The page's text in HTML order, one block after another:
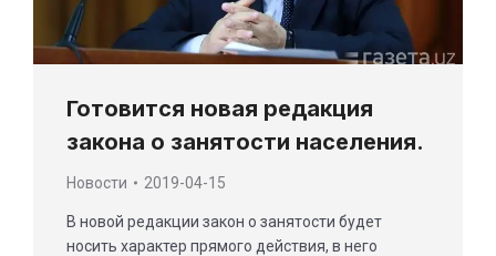
Готовится новая редакция
закона о занятости населения.
Новости 2019-04-15
В новой редакции закон о занятости будет
носить характер прямого действия, в него